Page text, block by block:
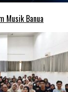
Musik Banua